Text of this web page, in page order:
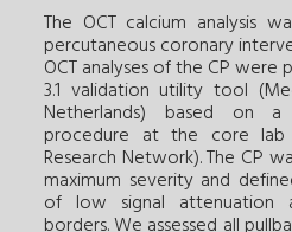
The OCT calcium analysis
percutaneous coronary
OCT analyses of the CP were
3.1 validation utility tool
Netherlands) based on a
procedure at the core lab
Research Network). The CP
maximum severity and
of low signal attenuation